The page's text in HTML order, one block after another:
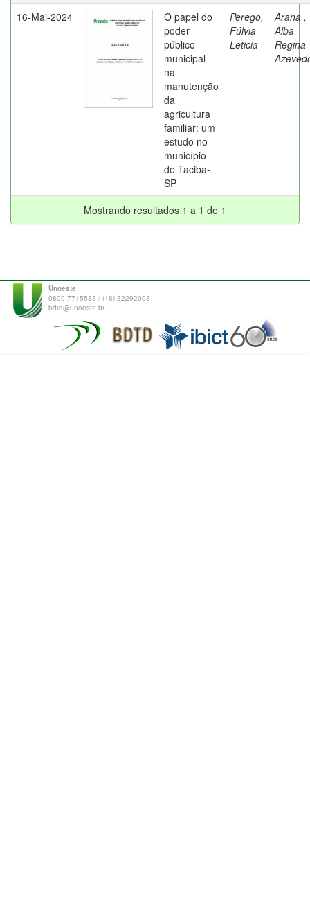
16-Mai-2024
O papel do
poder
público
municipal
na
manutenção
da
agricultura
familiar: um
estudo no
município
de Taciba-
SP
Perego,
Fúlvia
Leticia
Arana ,
Alba
Regina
Mostrando resultados 1 a 1 de 1
Unoeste
0800 7715533 / (18) 32292003
bdtd@unoeste.br